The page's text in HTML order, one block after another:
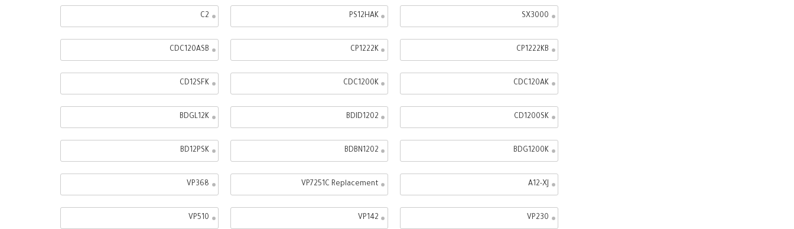
SX3000
PS12HAK
C2
CP1222KB
CP1222K
CDC120ASB
CDC120AK
CDC1200K
CD12SFK
CD1200SK
BDID1202
BDGL12K
BDG1200K
BDBN1202
BD12PSK
A12-XJ
VP7251C Replacement
VP368
VP230
VP142
VP510